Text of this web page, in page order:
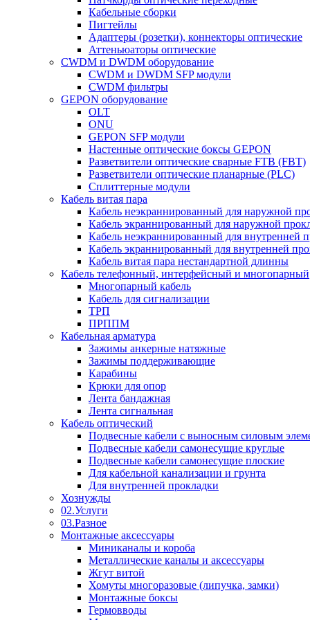
Кабельные сборки
Пигтейлы
Адаптеры (розетки), коннекторы оптические
Аттеньюаторы оптические
CWDM и DWDM оборудование
CWDM и DWDM SFP модули
CWDM фильтры
GEPON оборудование
OLT
ONU
GEPON SFP модули
Настенные оптические боксы GEPON
Разветвители оптические сварные FTB (FBT)
Разветвители оптические планарные (PLC)
Сплиттерные модули
Кабель витая пара
Кабель неэкраннированный для наружной
Кабель экраннированный для наружной
Кабель неэкраннированный для внутренней
Кабель экраннированный для внутренней
Кабель витая пара нестандартной длинны
Кабель телефонный, интерфейсный и многопарный
Многопарный кабель
Кабель для сигнализации
ТРП
ПРППМ
Кабельная арматура
Зажимы анкерные натяжные
Зажимы поддерживающие
Карабины
Крюки для опор
Лента бандажная
Лента сигнальная
Кабель оптический
Подвесные кабели с выносным силовым
Подвесные кабели самонесущие круглые
Подвесные кабели самонесущие плоские
Для кабельной канализации и грунта
Для внутренней прокладки
Хознужды
02.Услуги
03.Разное
Монтажные аксессуары
Миниканалы и короба
Металлические каналы и аксессуары
Жгут витой
Хомуты многоразовые (липучка, замки)
Монтажные боксы
Гермовводы